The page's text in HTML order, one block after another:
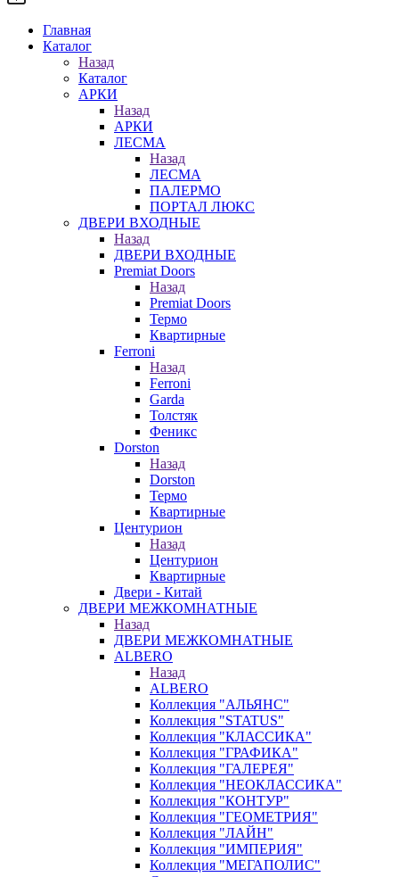
Главная
Каталог
Назад
Каталог
АРКИ
Назад
АРКИ
ЛЕСМА
Назад
ЛЕСМА
ПАЛЕРМО
ПОРТАЛ ЛЮКС
ДВЕРИ ВХОДНЫЕ
Назад
ДВЕРИ ВХОДНЫЕ
Premiat Doors
Назад
Premiat Doors
Термо
Квартирные
Ferroni
Назад
Ferroni
Garda
Толстяк
Феникс
Dorston
Назад
Dorston
Термо
Квартирные
Центурион
Назад
Центурион
Квартирные
Двери - Китай
ДВЕРИ МЕЖКОМНАТНЫЕ
Назад
ДВЕРИ МЕЖКОМНАТНЫЕ
ALBERO
Назад
ALBERO
Коллекция "АЛЬЯНС"
Коллекция "STATUS"
Коллекция "КЛАССИКА"
Коллекция "ГРАФИКА"
Коллекция "ГАЛЕРЕЯ"
Коллекция "НЕОКЛАССИКА"
Коллекция "КОНТУР"
Коллекция "ГЕОМЕТРИЯ"
Коллекция "ЛАЙН"
Коллекция "ИМПЕРИЯ"
Коллекция "МЕГАПОЛИС"